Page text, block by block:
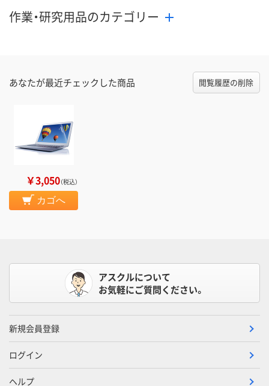
作業・研究用品のカテゴリー
あなたが最近チェックした商品 閲覧履歴の削除
￥3,050（税込）
カゴへ
アスクルについて
お気軽にご質問ください。
新規会員登録
ログイン
ヘルプ